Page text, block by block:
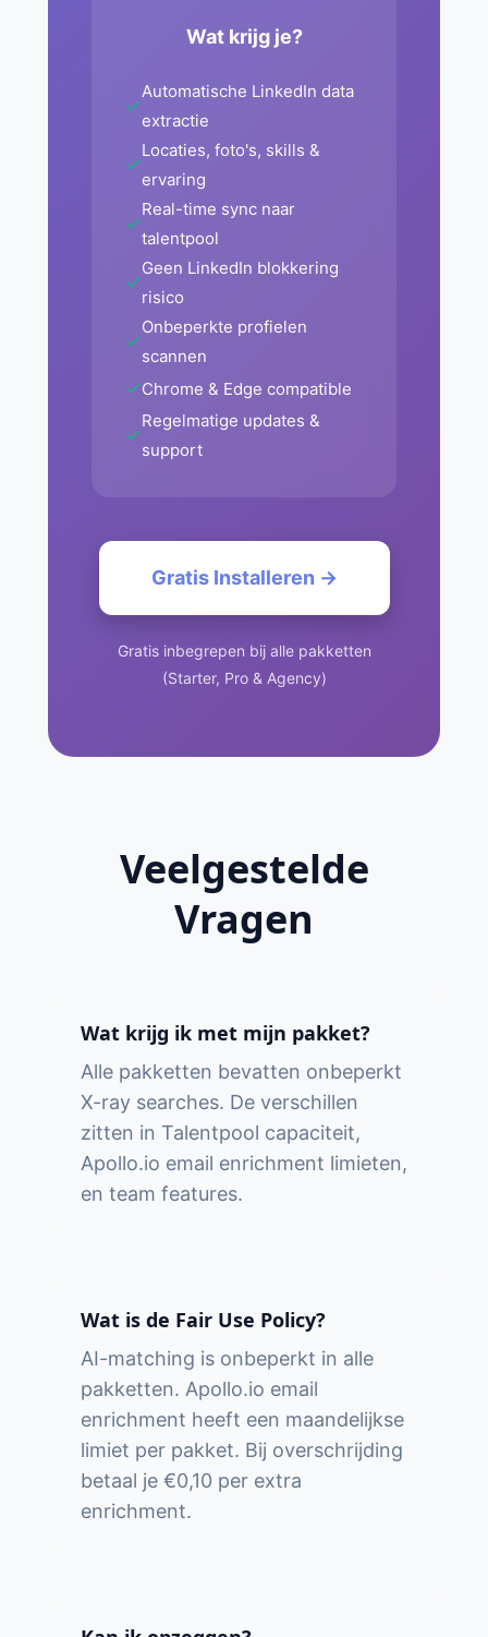
Wat krijg je?
✓
Automatische LinkedIn data
extractie
✓
Locaties, foto's, skills &
ervaring
✓
Real-time sync naar
talentpool
✓
Geen LinkedIn blokkering
risico
✓
Onbeperkte profielen
scannen
✓Chrome & Edge compatible
✓
Regelmatige updates &
support
Gratis Installeren →
Gratis inbegrepen bij alle pakketten
(Starter, Pro & Agency)
Veelgestelde
Vragen
Wat krijg ik met mijn pakket?
Alle pakketten bevatten onbeperkt
X-ray searches. De verschillen
zitten in Talentpool capaciteit,
Apollo.io email enrichment limieten,
en team features.
Wat is de Fair Use Policy?
AI-matching is onbeperkt in alle
pakketten. Apollo.io email
enrichment heeft een maandelijkse
limiet per pakket. Bij overschrijding
betaal je €0,10 per extra
enrichment.